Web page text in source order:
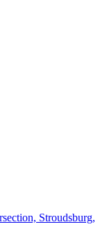
Stroudsburg,